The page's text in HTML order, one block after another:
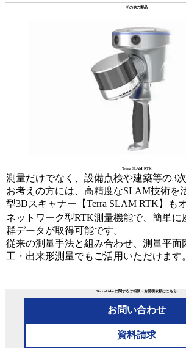
その他の製品
Terra SLAM RTK
測量だけでなく、設備点検や建築等の3
お考えの方には、高精度なSLAM技術を
型3Dスキャナー【Terra SLAM RTK】も
ネットワーク型RTK測量機能で、簡単に
群データが取得可能です。
従来の測量手法と組み合わせ、測量平面
工・出来形測量でもご活用いただけます。
TerraLidarに関するご相談・お見積依頼はこちら
お問い合わせ
資料請求